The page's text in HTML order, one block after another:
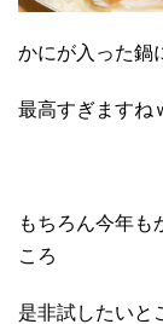
かにが入った鍋
最高すぎますね
もちろん今年も
ころ
是非試したいと